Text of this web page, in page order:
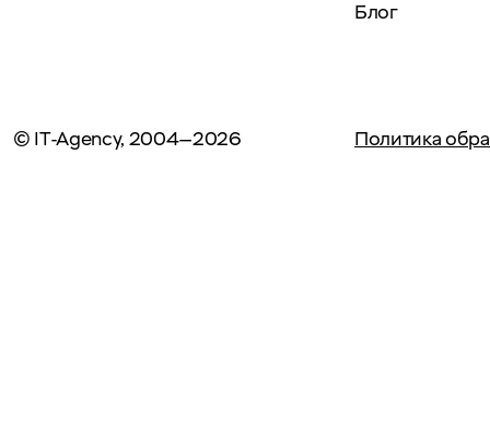
Блог
© IT-Agency, 2004—2026 Политика